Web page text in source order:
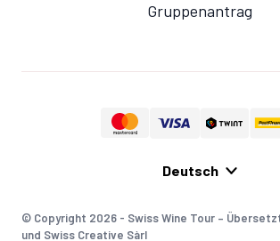
Gruppenantrag
© Copyright 2026 - Swiss Wine Tour –
und Swiss Creative Sàrl